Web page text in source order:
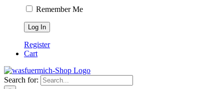
Remember Me
Register
Cart
Search for: